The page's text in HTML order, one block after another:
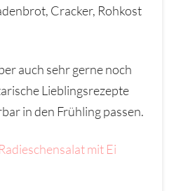
Cracker, Rohkost
auch sehr gerne noch
Lieblingsrezepte
in den Frühling passen.
mit Ei